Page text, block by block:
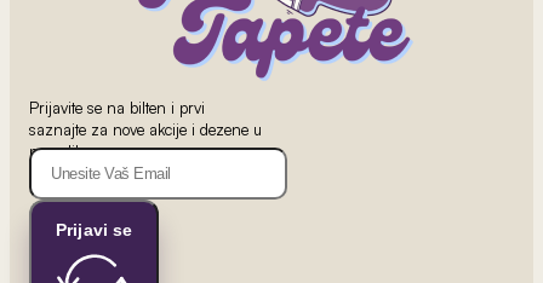
Prijavite se na bilten i prvi
saznajte za nove akcije i dezene u
ponudi!
Prijavi se